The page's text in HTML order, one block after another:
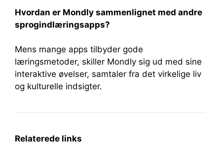
Hvordan er Mondly sammenlignet med andre
sprogindlæringsapps?
Mens mange apps tilbyder gode
læringsmetoder, skiller Mondly sig ud med sine
interaktive øvelser, samtaler fra det virkelige liv
og kulturelle indsigter.
Relaterede links